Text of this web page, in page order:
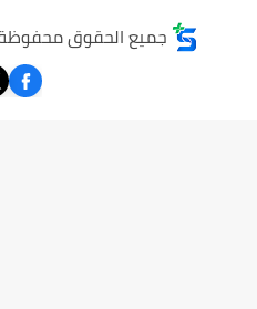
جميع الحقوق محفوظة ©